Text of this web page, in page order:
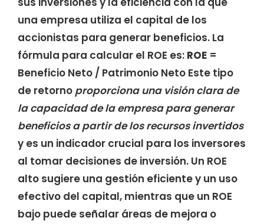
una empresa utiliza el capital de los
accionistas para generar beneficios. La
fórmula para calcular el ROE es: ROE =
Beneficio Neto / Patrimonio Neto Este tipo
de retorno proporciona una visión clara de
la capacidad de la empresa para generar
beneficios a partir de los recursos invertidos
y es un indicador crucial para los inversores
al tomar decisiones de inversión. Un ROE
alto sugiere una gestión eficiente y un uso
efectivo del capital, mientras que un ROE
bajo puede señalar áreas de mejora o